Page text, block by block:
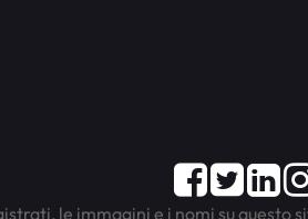
Facebook
Twitter
le immagini e i nomi su